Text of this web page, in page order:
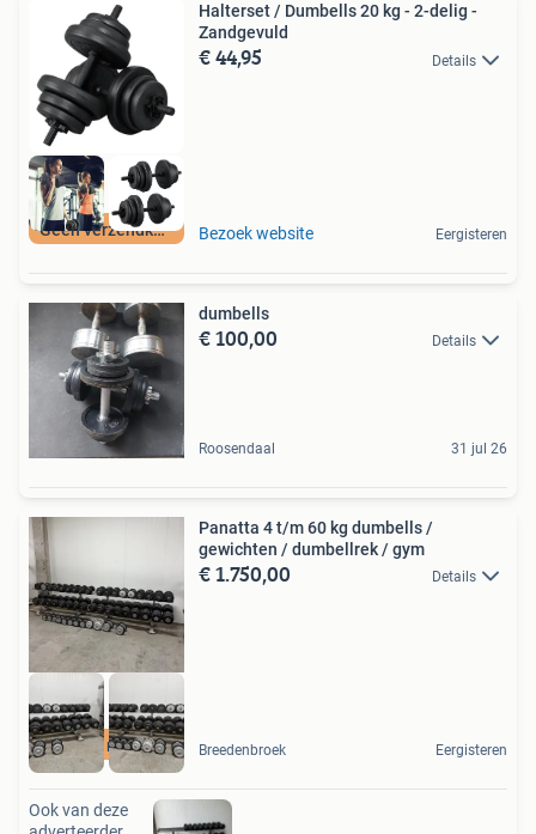
Geen verzendkosten
Halterset / Dumbells 20 kg - 2-delig -
Zandgevuld
€ 44,95 Details
Bezoek website Eergisteren
dumbells
€ 100,00 Details
Roosendaal 31 jul 26
levering mogelijk
Panatta 4 t/m 60 kg dumbells /
gewichten / dumbellrek / gym
€ 1.750,00 Details
Breedenbroek Eergisteren
Ook van deze